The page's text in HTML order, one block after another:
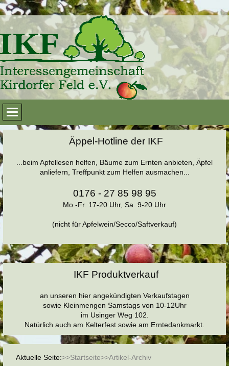
Äppel-Hotline der IKF
...beim Apfellesen helfen, Bäume zum Ernten anbieten, Äpfel
anliefern, Treffpunkt zum Helfen ausmachen...
0176 - 27 85 98 95
Mo.-Fr. 17-20 Uhr, Sa. 9-20 Uhr
(nicht für Apfelwein/Secco/Saftverkauf)
IKF Produktverkauf
an unseren hier angekündigten Verkaufstagen
sowie Kleinmengen Samstags von 10-12Uhr
im Usinger Weg 102.
Natürlich auch am Kelterfest sowie am Erntedankmarkt.
Aktuelle Seite: Startseite
Artikel-Archiv